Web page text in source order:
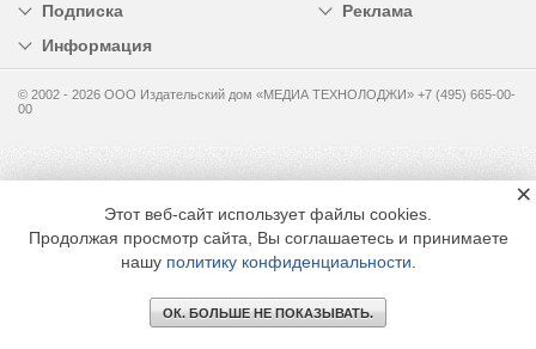
Подписка
Реклама
Информация
© 2002 - 2026 OOO Издательский дом «МЕДИА ТЕХНОЛОДЖИ» +7 (495) 665-00-
00
Этот веб-сайт использует файлы cookies.
Продолжая просмотр сайта, Вы соглашаетесь и принимаете
нашу политику конфиденциальности
ОК. БОЛЬШЕ НЕ ПОКАЗЫВАТЬ.
×